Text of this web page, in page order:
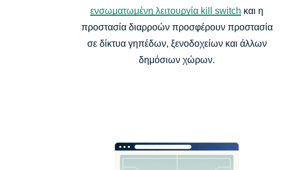
ενσωματωμένη λειτουργία kill switch και η
προστασία διαρροών προσφέρουν προστασία
σε δίκτυα γηπέδων, ξενοδοχείων και άλλων
δημόσιων χώρων.